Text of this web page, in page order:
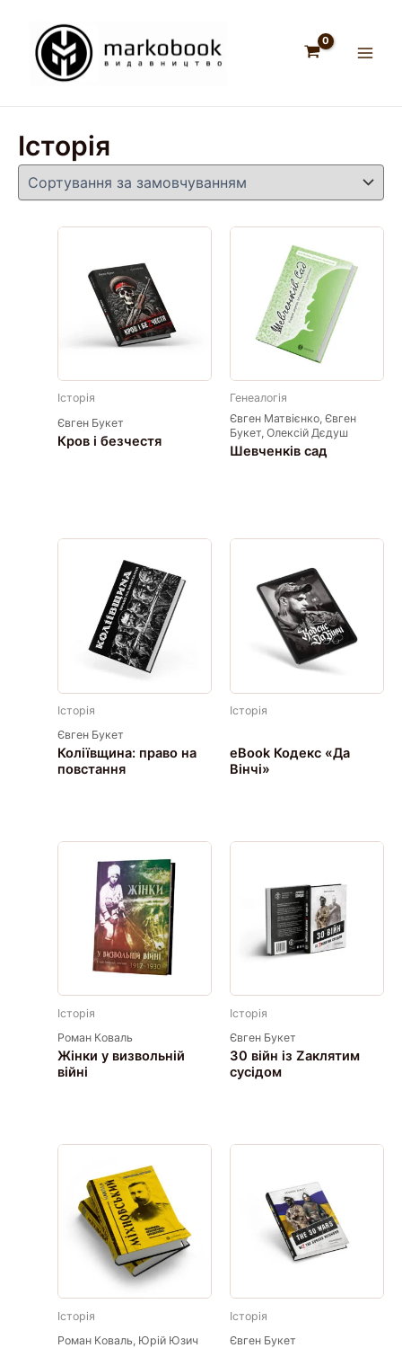
вмісту
Історія
Історія
Євген Букет
Кров і безчестя
Генеалогія
Євген Матвієнко, Євген
Букет, Олексій Дєдуш
Шевченків сад
Історія
Євген Букет
Коліївщина: право на
повстання
Історія
eBook Кодекс «Да
Вінчі»
Історія
Роман Коваль
Жінки у визвольній
війні
Історія
Євген Букет
30 війн із Zaклятим
сусідом
Історія
Роман Коваль, Юрій Юзич
Історія
Євген Букет